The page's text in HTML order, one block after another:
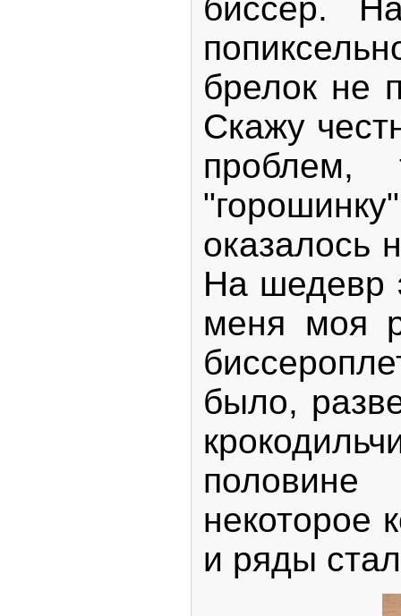
биссер.
брелок не
Скажу
оказалось
На шедевр
меня моя
было,
некоторое
и ряды